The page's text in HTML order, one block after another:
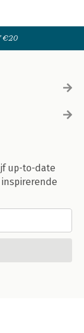
€20
up-to-date